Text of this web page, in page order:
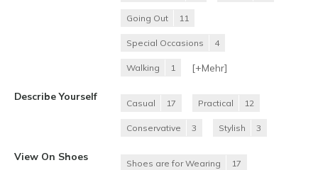
Going Out 11
Special Occasions 4
Walking 1 [+Mehr]
Describe Yourself
Casual 17 Practical 12
Conservative 3 Stylish 3
View On Shoes
Shoes are for Wearing 17